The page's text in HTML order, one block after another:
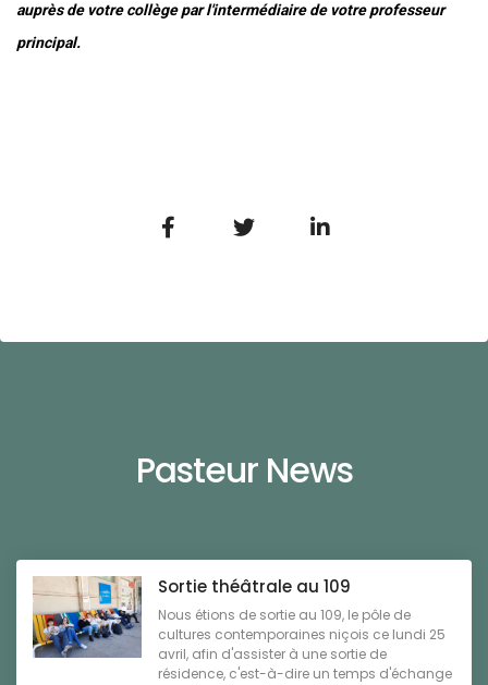
auprès de votre collège par l'intermédiaire de votre professeur
principal.
Pasteur News
Sortie théâtrale au 109
Nous étions de sortie au 109, le pôle de
cultures contemporaines niçois ce lundi 25
avril, afin d'assister à une sortie de
résidence, c'est-à-dire un temps d'échange